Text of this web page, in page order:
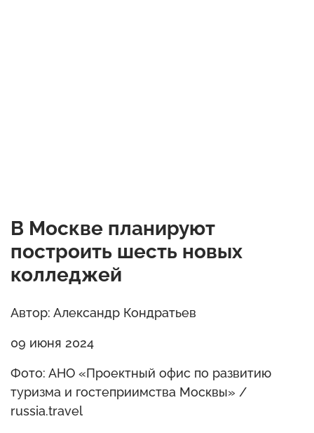
В Москве планируют
построить шесть новых
колледжей
Автор: Александр Кондратьев
09 июня 2024
Фото: АНО «Проектный офис по развитию
туризма и гостеприимства Москвы» /
russia.travel